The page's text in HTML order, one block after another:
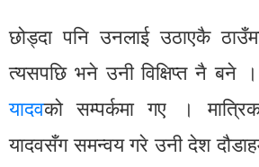
छोड्दा पनि उनलाई उठाएकै
त्यसपछि भने उनी विक्षिप्त नै बने
यादवको सम्पर्कमा गए ।
यादवसँग समन्वय गरे उनी देश